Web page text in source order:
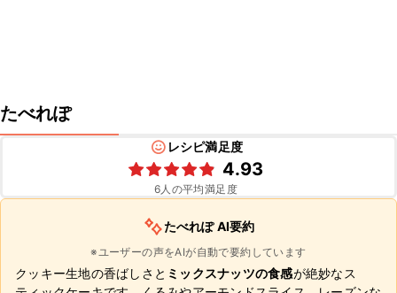
たべれぽ
レシピ満足度
4.93
6人の平均満足度
たべれぽ AI要約
※ユーザーの声をAIが自動で要約しています
クッキー生地の香ばしさと ミックスナッツの食感が絶妙なス